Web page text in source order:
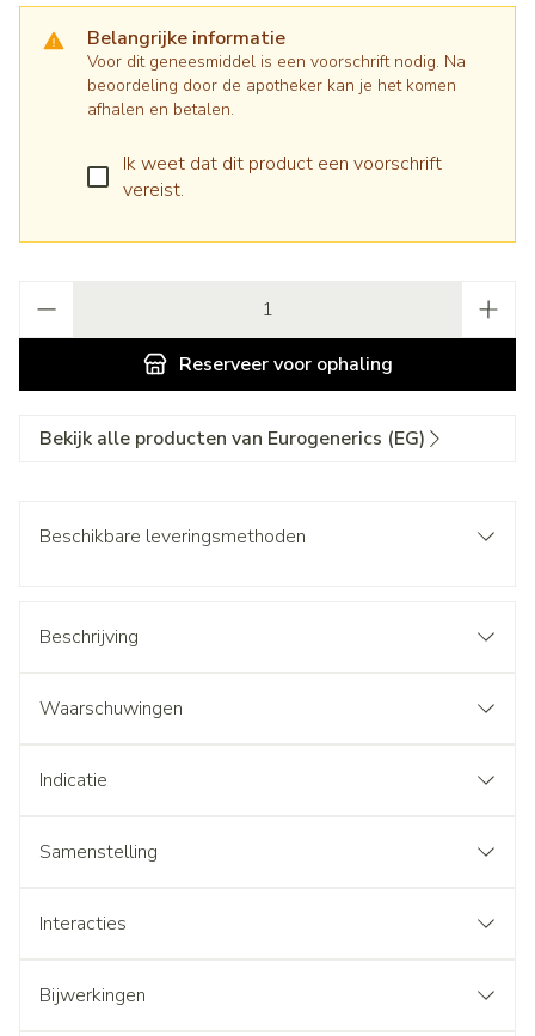
Belangrijke informatie
Voor dit geneesmiddel is een voorschrift nodig. Na
beoordeling door de apotheker kan je het komen
afhalen en betalen.
Ik weet dat dit product een voorschrift
vereist.
Reserveervoor ophaling
Bekijk alle producten van Eurogenerics (EG)
Beschikbare leveringsmethoden
Beschrijving
Waarschuwingen
Indicatie
Samenstelling
Interacties
Bijwerkingen